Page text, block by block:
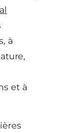
à
et à